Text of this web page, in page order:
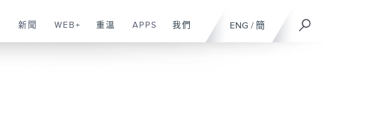
ENG / 簡
新聞 WEB+ 重溫 APPS 我們